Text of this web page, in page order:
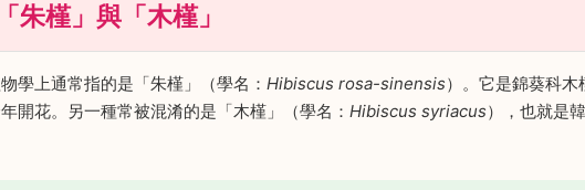
朱槿」與「木槿」
學上通常指的是「朱槿」（學名： Hibiscus rosa-sinensis）。它是錦葵科木
開花。另一種常被混淆的是「木槿」（學名： Hibiscus syriacus），也就是韓